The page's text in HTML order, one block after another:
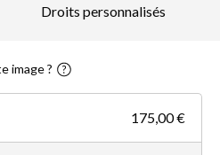
Droits personnalisés
image ?
175,00 €